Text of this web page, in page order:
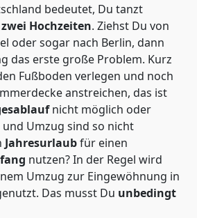
bedeutet, Du tanzt
zwei Hochzeiten. Ziehst Du von
oder sogar nach Berlin, dann
das erste große Problem. Kurz
Fußboden verlegen und noch
anstreichen, das ist
nicht möglich oder
Umzug sind so nicht
Jahresurlaubfür einen
nutzen? In der Regel wird
Umzug zur Eingewöhnung in
Das musst Du unbedingt